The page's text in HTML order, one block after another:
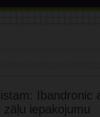
Ibandronic
iepakojumu